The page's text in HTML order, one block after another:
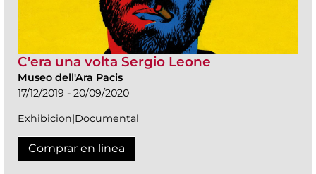
C'era una volta Sergio Leone
Museo dell'Ara Pacis
17/12/2019 - 20/09/2020
Exhibicion|Documental
Comprar en linea